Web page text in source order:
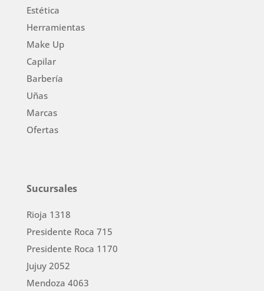
Estética
Herramientas
Make Up
Capilar
Barbería
Uñas
Marcas
Ofertas
Sucursales
Rioja 1318
Presidente Roca 715
Presidente Roca 1170
Jujuy 2052
Mendoza 4063